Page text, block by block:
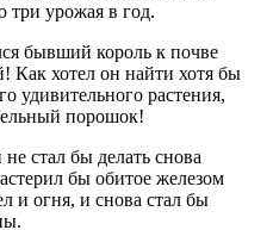
три урожая в год.
бывший король к почве
Как хотел он найти хотя бы
удивительного растения,
порошок!
стал бы делать снова
бы обитое железом
и огня, и снова стал бы